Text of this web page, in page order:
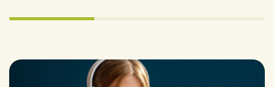
33.333333333333336%